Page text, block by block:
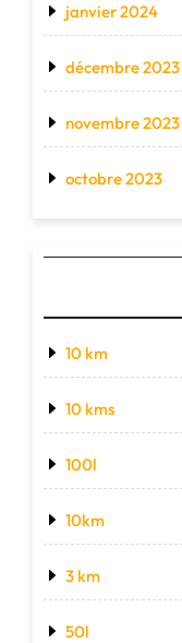
janvier 2024
décembre 2023
novembre 2023
octobre 2023
10 km
10 kms
100l
10km
3 km
50l